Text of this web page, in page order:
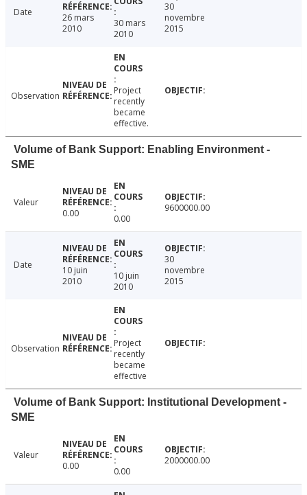
Date
26 mars
2010
30 mars
2010
30
novembre
2015
Observation
Project
recently
became
effective.
Volume of Bank Support: Enabling Environment -
SME
Valeur
0.00
0.00
9600000.00
Date
10 juin
2010
10 juin
2010
30
novembre
2015
Observation
Project
recently
became
effective
Volume of Bank Support: Institutional Development -
SME
Valeur
0.00
0.00
2000000.00